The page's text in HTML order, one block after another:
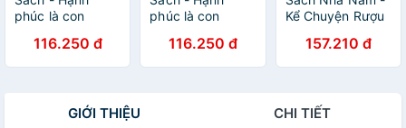
phúc là con
Nam]116.250 đ
phúc là con
Nam]116.250 đ
Kể Chuyện Rượu
157.210 đ
GIỚI THIỆU CHI TIẾT